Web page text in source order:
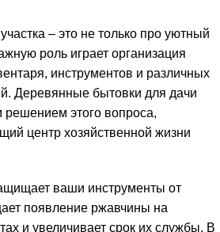
– это не только про уютный
роль играет организация
инструментов и различных
Деревянные бытовки для дачи
решением этого вопроса,
центр хозяйственной жизни
ваши инструменты от
появление ржавчины на
и увеличивает срок их службы. В